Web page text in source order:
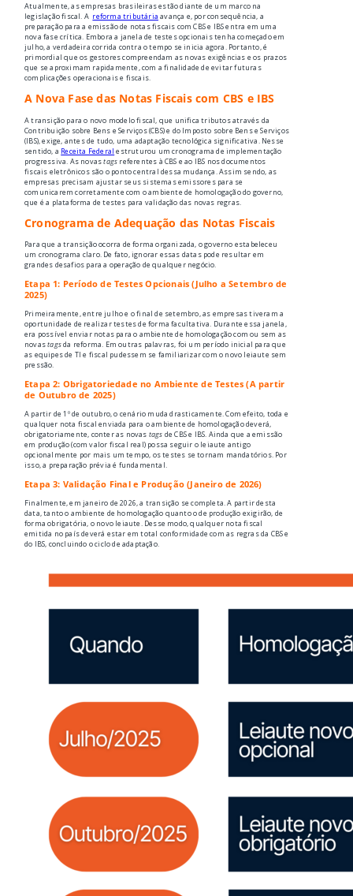
Atualmente, as empresas brasileiras estão diante de um marco na
legislação fiscal. A reforma tributária avança e, por consequência, a
preparação para a emissão de notas fiscais com CBS e IBS entra em uma
nova fase crítica. Embora a janela de testes opcionais tenha começado em
julho, a verdadeira corrida contra o tempo se inicia agora. Portanto, é
primordial que os gestores compreendam as novas exigências e os prazos
que se aproximam rapidamente, com a finalidade de evitar futuras
complicações operacionais e fiscais.
A Nova Fase das Notas Fiscais com CBS e IBS
A transição para o novo modelo fiscal, que unifica tributos através da
Contribuição sobre Bens e Serviços (CBS) e do Imposto sobre Bens e Serviços
(IBS), exige, antes de tudo, uma adaptação tecnológica significativa. Nesse
sentido, a Receita Federal estruturou um cronograma de implementação
progressiva. As novastags referentes à CBS e ao IBS nos documentos
fiscais eletrônicos são o ponto central dessa mudança. Assim sendo, as
empresas precisam ajustar seus sistemas emissores para se
comunicarem corretamente com o ambiente de homologação do governo,
que é a plataforma de testes para validação das novas regras.
Cronograma de Adequação das Notas Fiscais
Para que a transição ocorra de forma organizada, o governo estabeleceu
um cronograma claro. De fato, ignorar essas datas pode resultar em
grandes desafios para a operação de qualquer negócio.
Etapa 1: Período de Testes Opcionais (Julho a Setembro de
2025)
Primeiramente, entre julho e o final de setembro, as empresas tiveram a
oportunidade de realizar testes de forma facultativa. Durante essa janela,
era possível enviar notas para o ambiente de homologação com ou sem as
novastagsda reforma. Em outras palavras, foi um período inicial para que
as equipes de TI e fiscal pudessem se familiarizar com o novo leiaute sem
pressão.
Etapa 2: Obrigatoriedade no Ambiente de Testes (A partir
de Outubro de 2025)
A partir de 1º de outubro, o cenário muda drasticamente. Com efeito, toda e
qualquer nota fiscal enviada para o ambiente de homologação deverá,
obrigatoriamente, conter as novas tags de CBS e IBS. Ainda que a emissão
em produção (com valor fiscal real) possa seguir o leiaute antigo
opcionalmente por mais um tempo, os testes se tornam mandatórios. Por
isso, a preparação prévia é fundamental.
Etapa 3: Validação Final e Produção (Janeiro de 2026)
Finalmente, em janeiro de 2026, a transição se completa. A partir desta
data, tanto o ambiente de homologação quanto o de produção exigirão, de
forma obrigatória, o novo leiaute. Desse modo, qualquer nota fiscal
emitida no país deverá estar em total conformidade com as regras da CBS e
do IBS, concluindo o ciclo de adaptação.